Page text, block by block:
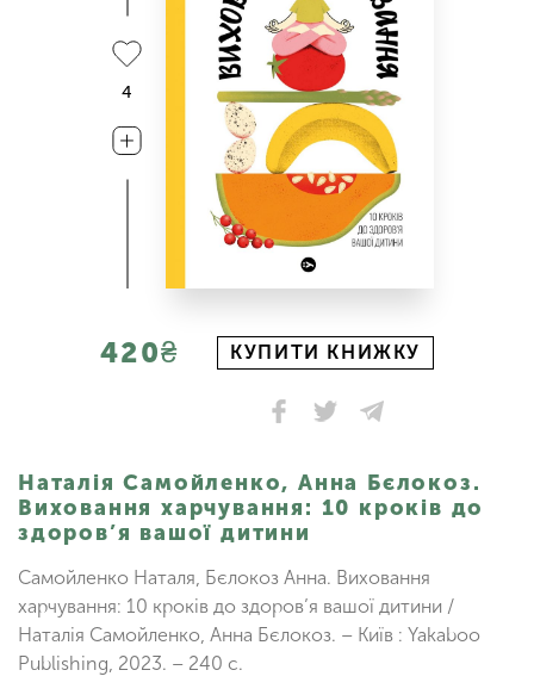
4
420₴ КУПИТИ КНИЖКУ
Наталія Самойленко, Анна Бєлокоз.
Виховання харчування: 10 кроків до
здоров’я вашої дитини
Самойленко Наталя, Бєлокоз Анна. Виховання
харчування: 10 кроків до здоров’я вашої дитини /
Наталія Самойленко, Анна Бєлокоз. – Київ : Yakaboo
Publishing, 2023. – 240 с.